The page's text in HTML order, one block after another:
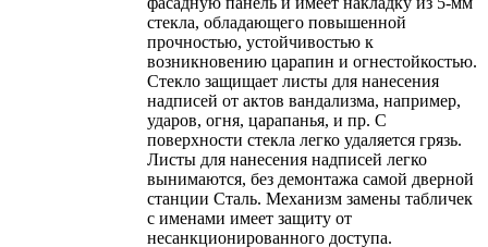
стекла, обладающего повышенной
прочностью, устойчивостью к
возникновению царапин и огнестойкостью.
Стекло защищает листы для нанесения
надписей от актов вандализма, например,
ударов, огня, царапанья, и пр. С
поверхности стекла легко удаляется грязь.
Листы для нанесения надписей легко
вынимаются, без демонтажа самой дверной
станции Сталь. Механизм замены табличек
с именами имеет защиту от
несанкционированного доступа.